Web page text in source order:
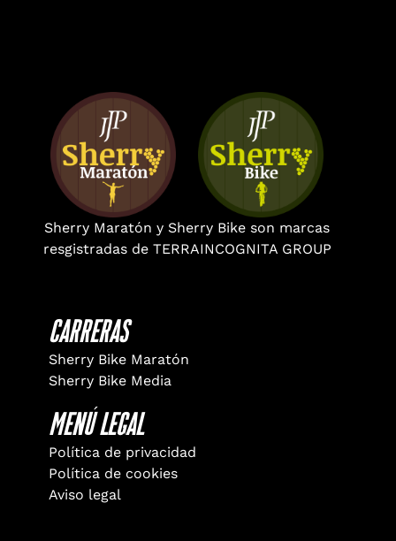
Sherry Maratón y Sherry Bike son marcas
resgistradas de TERRAINCOGNITA GROUP
Carreras
Sherry Bike Maratón
Sherry Bike Media
Menú Legal
Política de privacidad
Política de cookies
Aviso legal